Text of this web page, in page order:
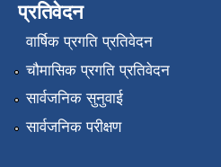
प्रतिवेदन
वार्षिक प्रगति प्रतिवेदन
चौमासिक प्रगति प्रतिवेदन
सार्वजनिक सुनुवाई
सार्वजनिक परीक्षण